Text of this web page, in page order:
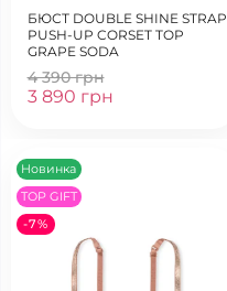
БЮСТ DOUBLE SHINE STRAP
PUSH-UP CORSET TOP
GRAPE SODA
4 390 грн
3 890 грн
Новинка
TOP GIFT
-7%